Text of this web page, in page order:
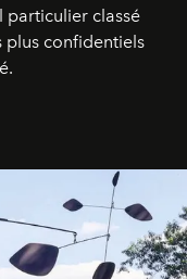
particulier classé
plus confidentiels